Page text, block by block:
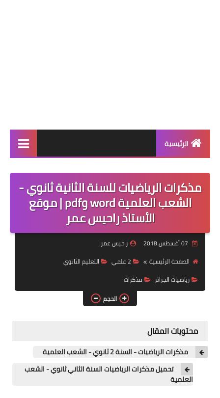
الرئيسية
قسم التحضيري
السنة 1 إبتدائي
السنة 2 إبتدائي
السنة 3 إبتدائي
السنة 5 إبتدائي
السنة 1 متوسط
السنة 2 متوسط
مذكرات الرياضيات للسنة الثانية ثانوي -
الشعب العلمية word وpdf | موقع
الأستاذ راحيس عمر
راحيس عمر
الصفحة الرئيسية
2 علمي
التعليم الثانوي
رياضيات الجزائر
مذكرات
الحجم
محتويات المقال
مذكرات الرياضيات - السنة 2 ثانوي - الشعب العلمية
تحميل مذكرات الرياضيات السنة الثاني ثانوي - الشعب
العلمية